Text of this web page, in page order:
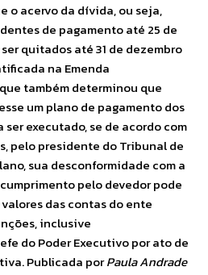
o acervo da dívida, ou seja,
de pagamento até 25 de
quitados até 31 de dezembro
na Emenda
também determinou que
um plano de pagamento dos
executado, se de acordo com
pelo presidente do Tribunal de
sua desconformidade com a
pelo devedor pode
das contas do ente
inclusive
do Poder Executivo por ato de
Publicada porPaula Andrade